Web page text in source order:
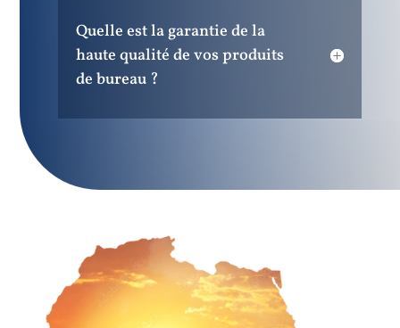
Quelle est la garantie de la
haute qualité de vos produits
de bureau ?